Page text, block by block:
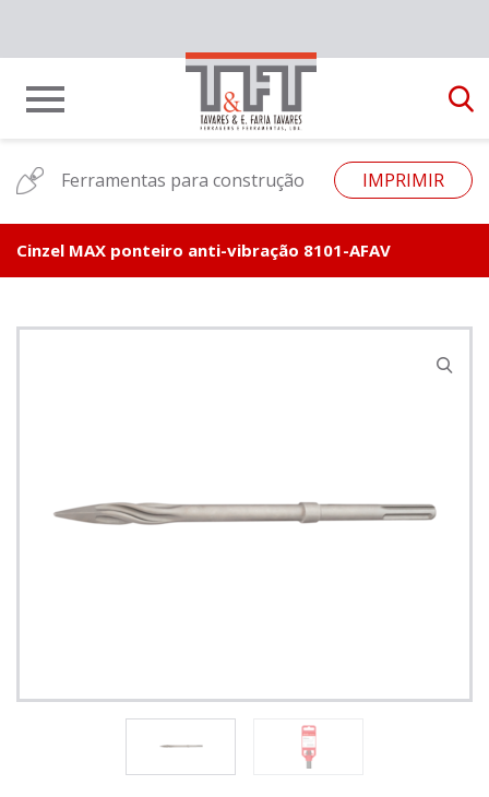
Ferramentas para construção IMPRIMIR
Cinzel MAX ponteiro anti-vibração 8101-AFAV